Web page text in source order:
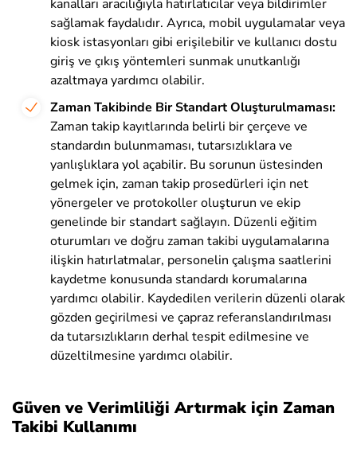
kanalları aracılığıyla hatırlatıcılar veya bildirimler
sağlamak faydalıdır. Ayrıca, mobil uygulamalar veya
kiosk istasyonları gibi erişilebilir ve kullanıcı dostu
giriş ve çıkış yöntemleri sunmak unutkanlığı
azaltmaya yardımcı olabilir.
Zaman Takibinde Bir Standart Oluşturulmaması:
Zaman takip kayıtlarında belirli bir çerçeve ve
standardın bulunmaması, tutarsızlıklara ve
yanlışlıklara yol açabilir. Bu sorunun üstesinden
gelmek için, zaman takip prosedürleri için net
yönergeler ve protokoller oluşturun ve ekip
genelinde bir standart sağlayın. Düzenli eğitim
oturumları ve doğru zaman takibi uygulamalarına
ilişkin hatırlatmalar, personelin çalışma saatlerini
kaydetme konusunda standardı korumalarına
yardımcı olabilir. Kaydedilen verilerin düzenli olarak
gözden geçirilmesi ve çapraz referanslandırılması
da tutarsızlıkların derhal tespit edilmesine ve
düzeltilmesine yardımcı olabilir.
Güven ve Verimliliği Artırmak için Zaman
Takibi Kullanımı